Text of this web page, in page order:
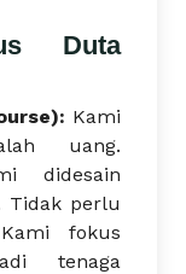
Duta
Kami
uang.
didesain
Tidak perlu
fokus
tenaga